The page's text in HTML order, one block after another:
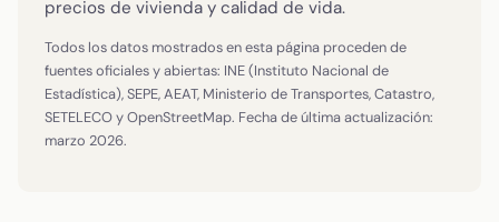
precios de vivienda y calidad de vida.
Todos los datos mostrados en esta página proceden de
fuentes oficiales y abiertas: INE (Instituto Nacional de
Estadística), SEPE, AEAT, Ministerio de Transportes, Catastro,
SETELECO y OpenStreetMap. Fecha de última actualización:
marzo 2026.